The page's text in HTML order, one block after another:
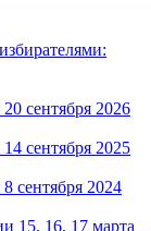
сентября 2026
сентября 2025
сентября 2024
15, 16, 17 марта